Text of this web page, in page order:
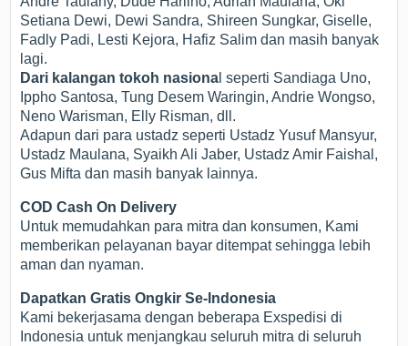
Setiana Dewi, Dewi Sandra, Shireen Sungkar, Giselle,
Fadly Padi, Lesti Kejora, Hafiz Salim dan masih banyak
lagi.
Dari kalangan tokoh nasiona l seperti Sandiaga Uno,
Ippho Santosa, Tung Desem Waringin, Andrie Wongso,
Neno Warisman, Elly Risman, dll.
Adapun dari para ustadz seperti Ustadz Yusuf Mansyur,
Ustadz Maulana, Syaikh Ali Jaber, Ustadz Amir Faishal,
Gus Mifta dan masih banyak lainnya.
COD Cash On Delivery
Untuk memudahkan para mitra dan konsumen, Kami
memberikan pelayanan bayar ditempat sehingga lebih
aman dan nyaman.
Dapatkan Gratis Ongkir Se-Indonesia
Kami bekerjasama dengan beberapa Exspedisi di
Indonesia untuk menjangkau seluruh mitra di seluruh